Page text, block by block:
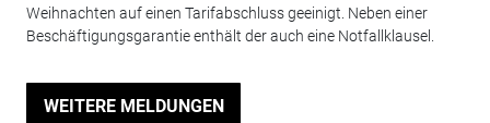
Weihnachten auf einen Tarifabschluss geeinigt. Neben einer
Beschäftigungsgarantie enthält der auch eine Notfallklausel.
WEITERE MELDUNGEN